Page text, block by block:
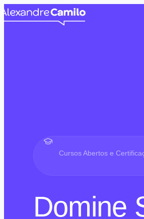
Cursos Abertos e
Domine